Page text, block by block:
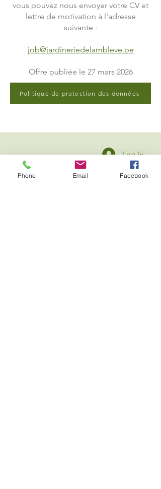
vous pouvez nous envoyer votre CV et
lettre de motivation à l'adresse
suivante :
job@jardineriedelambleve.be
Offre publiée le 27 mars 2026
Politique de protection des données
Log In
Flower Shop
Phone Email Facebook